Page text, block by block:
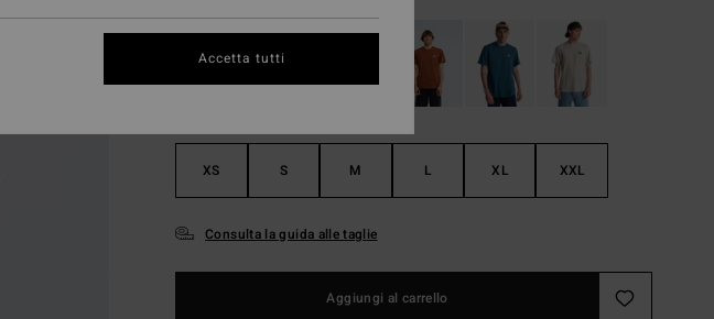
XS S M L XL XXL
Consulta la guida alle taglie
Aggiungi al carrello
Accetta tutti